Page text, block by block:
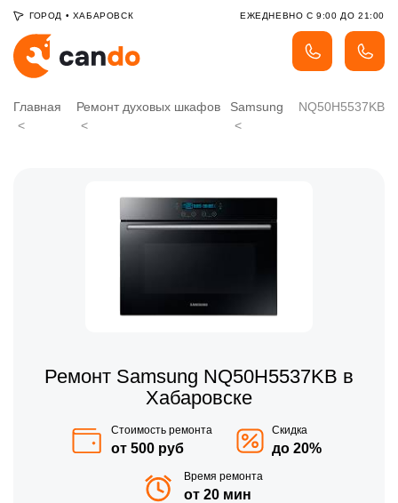
ГОРОД • ХАБАРОВСК ЕЖЕДНЕВНО С 9:00 ДО 21:00
Главная Ремонт духовых шкафов Samsung NQ50H5537KB
Ремонт Samsung NQ50H5537KB в
Хабаровске
Стоимость ремонта
от 500 руб
Скидка
до 20%
Время ремонта
от 20 мин